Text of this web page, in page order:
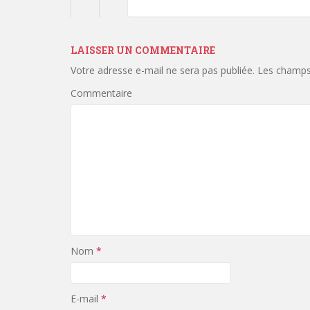
LAISSER UN COMMENTAIRE
Votre adresse e-mail ne sera pas publiée. Les
Commentaire
Nom *
E-mail *